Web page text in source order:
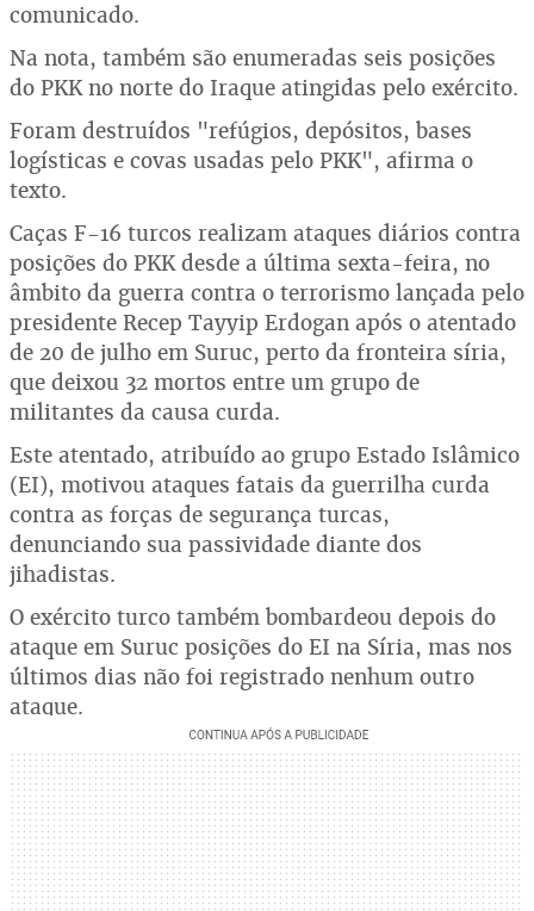
comunicado.
Na nota, também são enumeradas seis posições
do PKK no norte do Iraque atingidas pelo exército.
Foram destruídos "refúgios, depósitos, bases
logísticas e covas usadas pelo PKK", afirma o
texto.
Caças F-16 turcos realizam ataques diários contra
posições do PKK desde a última sexta-feira, no
âmbito da guerra contra o terrorismo lançada pelo
presidente Recep Tayyip Erdogan após o atentado
de 20 de julho em Suruc, perto da fronteira síria,
que deixou 32 mortos entre um grupo de
militantes da causa curda.
Este atentado, atribuído ao grupo Estado Islâmico
(EI), motivou ataques fatais da guerrilha curda
contra as forças de segurança turcas,
denunciando sua passividade diante dos
jihadistas.
O exército turco também bombardeou depois do
ataque em Suruc posições do EI na Síria, mas nos
últimos dias não foi registrado nenhum outro
ataque.